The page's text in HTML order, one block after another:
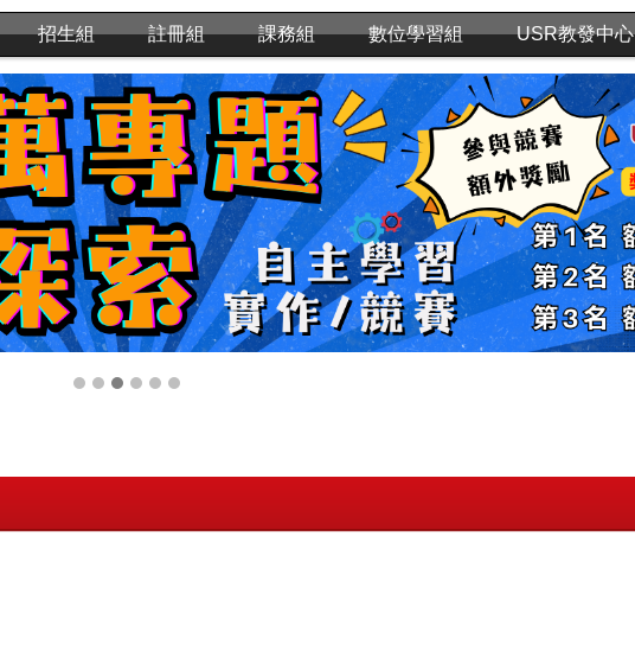
招生組 註冊組 課務組 數位學習組 USR教發中心